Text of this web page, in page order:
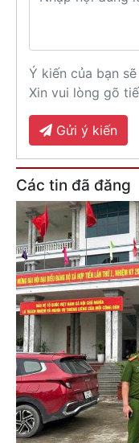
Ý kiến của bạn
Xin vui lòng gõ
Gửi ý kiến
Các tin đã đăng